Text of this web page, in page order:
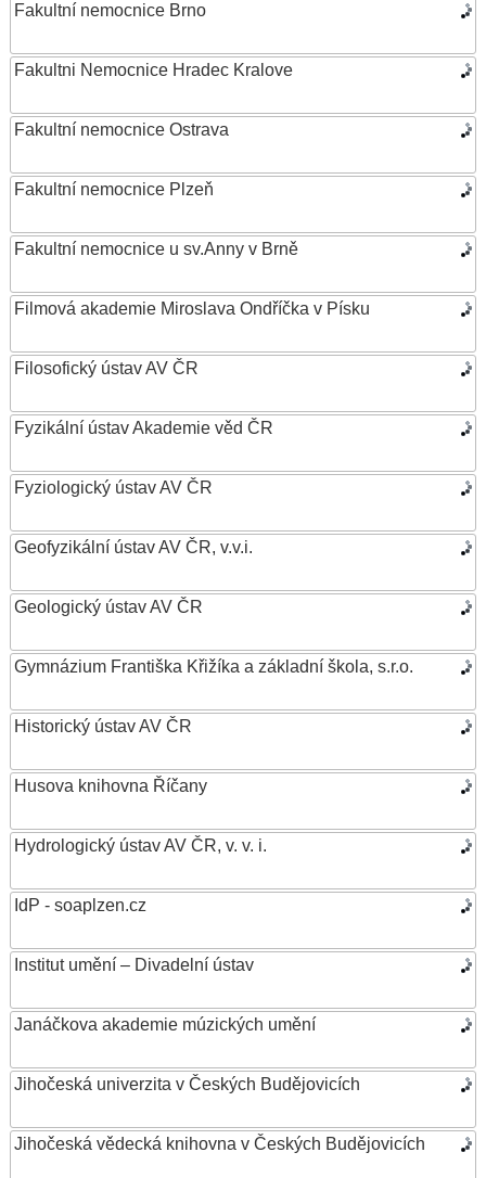
Fakultní nemocnice Brno
Fakultni Nemocnice Hradec Kralove
Fakultní nemocnice Ostrava
Fakultní nemocnice Plzeň
Fakultní nemocnice u sv.Anny v Brně
Filmová akademie Miroslava Ondříčka v Písku
Filosofický ústav AV ČR
Fyzikální ústav Akademie věd ČR
Fyziologický ústav AV ČR
Geofyzikální ústav AV ČR, v.v.i.
Geologický ústav AV ČR
Gymnázium Františka Křižíka a základní škola, s.r.o.
Historický ústav AV ČR
Husova knihovna Říčany
Hydrologický ústav AV ČR, v. v. i.
IdP - soaplzen.cz
Institut umění – Divadelní ústav
Janáčkova akademie múzických umění
Jihočeská univerzita v Českých Budějovicích
Jihočeská vědecká knihovna v Českých Budějovicích